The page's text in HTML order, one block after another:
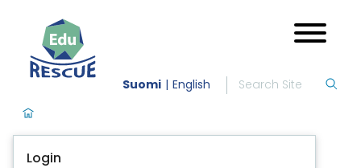
Suomi English
Login